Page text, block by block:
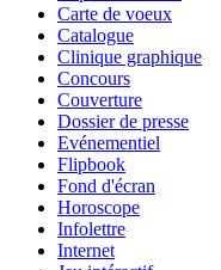
Carte de voeux
Catalogue
Clinique graphique
Concours
Couverture
Dossier de presse
Evénementiel
Flipbook
Fond d'écran
Horoscope
Infolettre
Internet